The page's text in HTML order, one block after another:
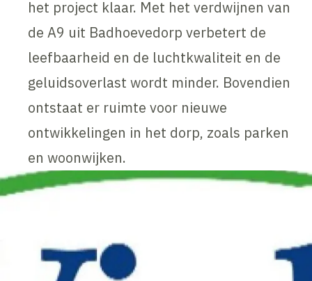
het project klaar. Met het verdwijnen van
de A9 uit Badhoevedorp verbetert de
leefbaarheid en de luchtkwaliteit en de
geluidsoverlast wordt minder. Bovendien
ontstaat er ruimte voor nieuwe
ontwikkelingen in het dorp, zoals parken
en woonwijken.